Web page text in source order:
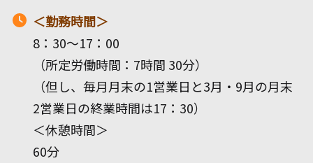
＜勤務時間＞
8：30～17：00
（所定労働時間：7時間 30分）
（但し、毎月月末の1営業日と3月・9月の月末
2営業日の終業時間は17：30）
＜休憩時間＞
60分